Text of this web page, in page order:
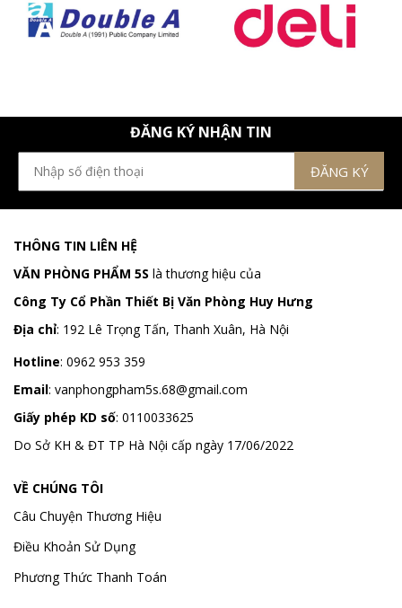
ĐĂNG KÝ NHẬN TIN
THÔNG TIN LIÊN HỆ
VĂN PHÒNG PHẨM 5S là thương hiệu của
Công Ty Cổ Phần Thiết Bị Văn Phòng Huy Hưng
Địa chỉ: 192 Lê Trọng Tấn, Thanh Xuân, Hà Nội
Hotline: 0962 953 359
Email: vanphongpham5s.68@gmail.com
Giấy phép KD số: 0110033625
Do Sở KH & ĐT TP Hà Nội cấp ngày 17/06/2022
VỀ CHÚNG TÔI
Câu Chuyện Thương Hiệu
Điều Khoản Sử Dụng
Phương Thức Thanh Toán